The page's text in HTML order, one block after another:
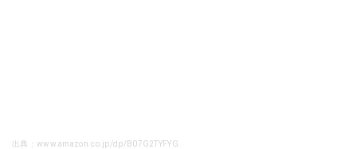
出典：www.amazon.co.jp/dp/B07G2TYFYG